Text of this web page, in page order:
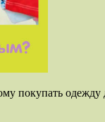
покупать одежду